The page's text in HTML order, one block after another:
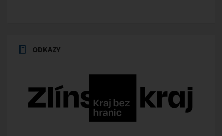
ODKAZY